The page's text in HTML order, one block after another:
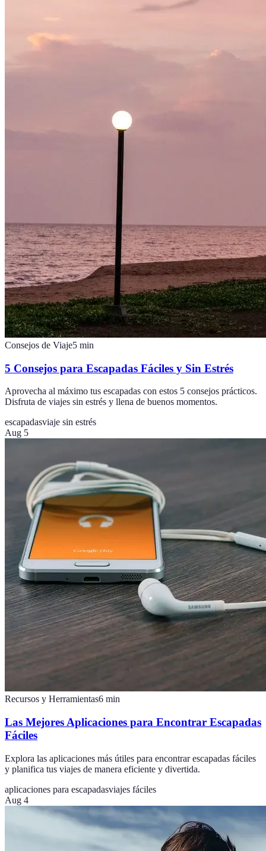
Consejos de Viaje5 min
5 Consejos para Escapadas Fáciles y Sin Estrés
Aprovecha al máximo tus escapadas con estos 5 consejos prácticos.
Disfruta de viajes sin estrés y llena de buenos momentos.
escapadasviaje sin estrés
Aug 5
Recursos y Herramientas6 min
Las Mejores Aplicaciones para Encontrar Escapadas
Fáciles
Explora las aplicaciones más útiles para encontrar escapadas fáciles
y planifica tus viajes de manera eficiente y divertida.
aplicaciones para escapadasviajes fáciles
Aug 4